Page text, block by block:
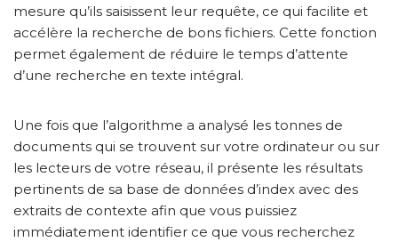
mesure qu’ils saisissent leur requête, ce qui facilite et
accélère la recherche de bons fichiers. Cette fonction
permet également de réduire le temps d’attente
d’une recherche en texte intégral.
Une fois que l’algorithme a analysé les tonnes de
documents qui se trouvent sur votre ordinateur ou sur
les lecteurs de votre réseau, il présente les résultats
pertinents de sa base de données d’index avec des
extraits de contexte afin que vous puissiez
immédiatement identifier ce que vous recherchez